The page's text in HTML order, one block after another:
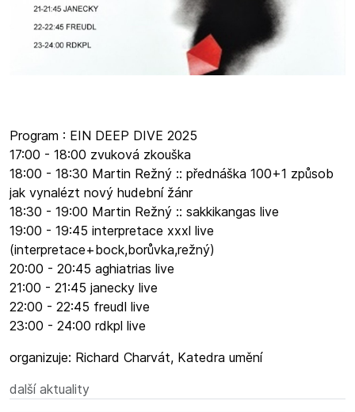
Program : EIN DEEP DIVE 2025
17:00 - 18:00 zvuková zkouška
18:00 - 18:30 Martin Režný :: přednáška 100+1 způsob
jak vynalézt nový hudební žánr
18:30 - 19:00 Martin Režný :: sakkikangas live
19:00 - 19:45 interpretace xxxl live
(interpretace+bock,borůvka,režný)
20:00 - 20:45 aghiatrias live
21:00 - 21:45 janecky live
22:00 - 22:45 freudl live
23:00 - 24:00 rdkpl live
organizuje: Richard Charvát, Katedra umění
další aktuality